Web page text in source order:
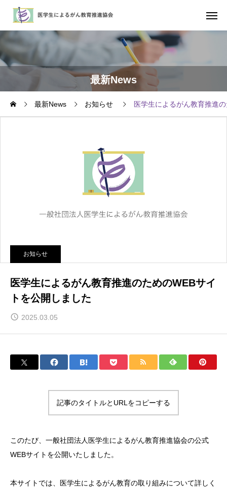
最新News
最新News お知らせ 医学生によるがん教育推進
お知らせ
医学生によるがん教育推進のためのWEBサイ
トを公開しました
2025.03.05
記事のタイトルとURLをコピーする
このたび、 一般社団法人医学生によるがん教育推進協会の公式
WEBサイトを公開いたしました。
本サイトでは、医学生によるがん教育の取り組みについて詳しく